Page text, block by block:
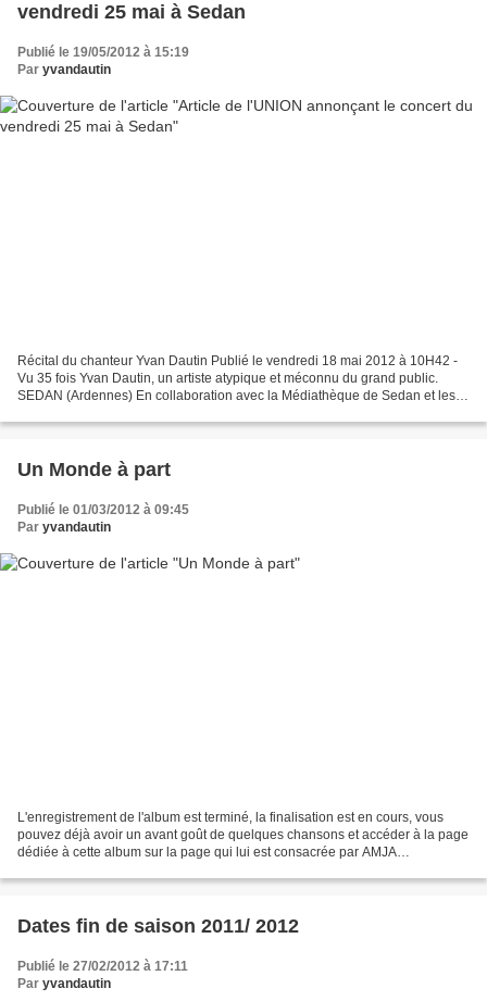
vendredi 25 mai à Sedan
Publié le 19/05/2012 à 15:19
Par yvandautin
Récital du chanteur Yvan Dautin Publié le vendredi 18 mai 2012 à 10H42 -
Vu 35 fois Yvan Dautin, un artiste atypique et méconnu du grand public.
SEDAN (Ardennes) En collaboration avec la Médiathèque de Sedan et les
Un Monde à part
Publié le 01/03/2012 à 09:45
Par yvandautin
L'enregistrement de l'album est terminé, la finalisation est en cours, vous
pouvez déjà avoir un avant goût de quelques chansons et accéder à la page
dédiée à cette album sur la page qui lui est consacrée par AMJA
Dates fin de saison 2011/ 2012
Publié le 27/02/2012 à 17:11
Par yvandautin